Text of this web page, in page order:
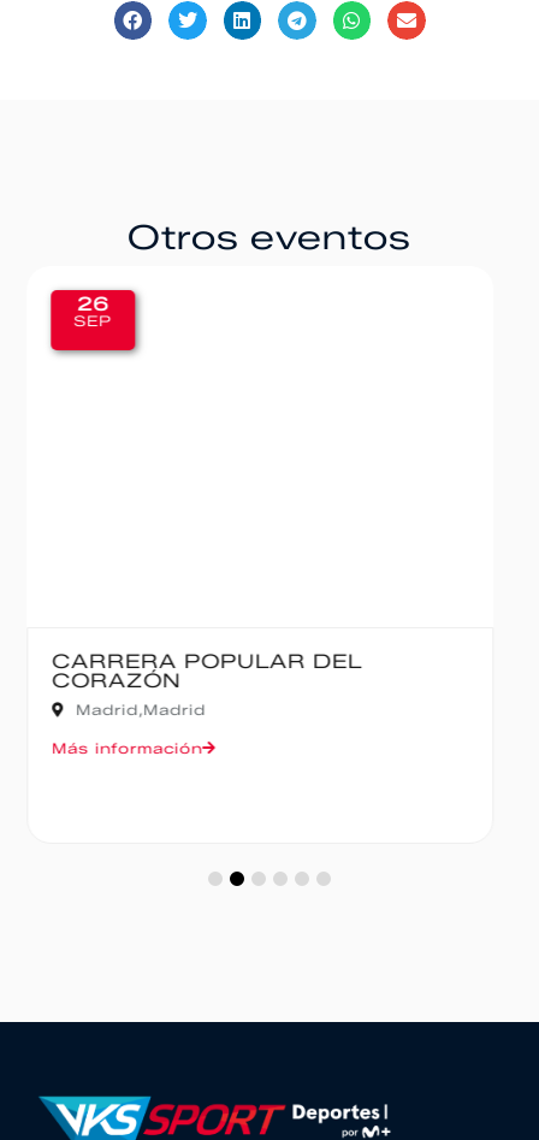
Otros eventos
20
SEP
IBERCAJA MADRID CORRE POR
MADRID – 10K
Madrid,Madrid
Más información